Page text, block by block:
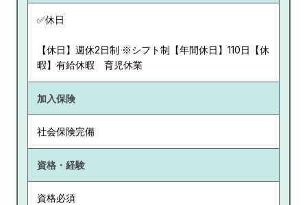
✅休日
【休日】週休2日制 ※シフト制【年間休日】110日【休
暇】有給休暇 育児休業
加入保険
社会保険完備
資格・経験
資格必須